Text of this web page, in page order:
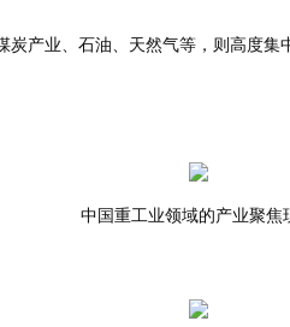
产业、石油、天然气等，则高度
中国重工业领域的产业聚焦